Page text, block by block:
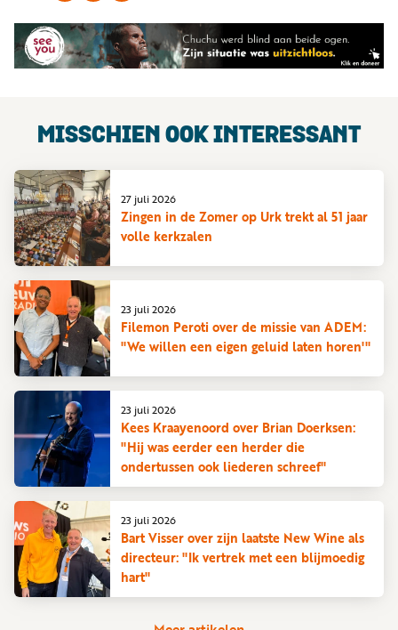
MISSCHIEN OOK INTERESSANT
Zingen in de Zomer op Urk trekt al 51 jaar
volle kerkzalen
27 juli 2026
Filemon Peroti over de missie van ADEM:
"We willen een eigen geluid laten horen'"
23 juli 2026
Kees Kraayenoord over Brian Doerksen:
"Hij was eerder een herder die
ondertussen ook liederen schreef"
23 juli 2026
Bart Visser over zijn laatste New Wine als
directeur: "Ik vertrek met een blijmoedig
hart"
23 juli 2026